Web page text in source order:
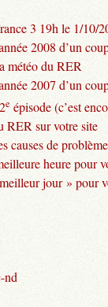
3 19h le 1/10/
2008 d’un
météo du RER
2007 d’un
e épisode (c’est
RER sur votre site
causes de
heure pour
jour » pour
nd